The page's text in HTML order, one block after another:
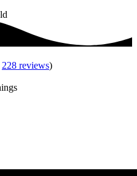
228 reviews)